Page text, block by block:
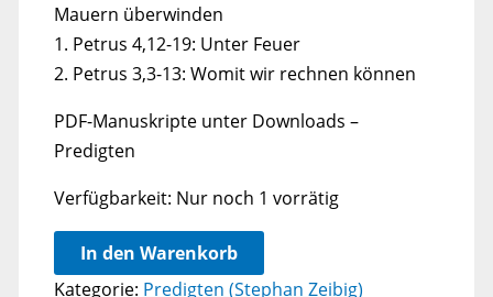
Mauern überwinden
1. Petrus 4,12-19: Unter Feuer
2. Petrus 3,3-13: Womit wir rechnen können
PDF-Manuskripte unter Downloads –
Predigten
Verfügbarkeit: Nur noch 1 vorrätig
Lengefelder
Predigten
In den Warenkorb
Kategorie: Predigten (Stephan Zeibig)